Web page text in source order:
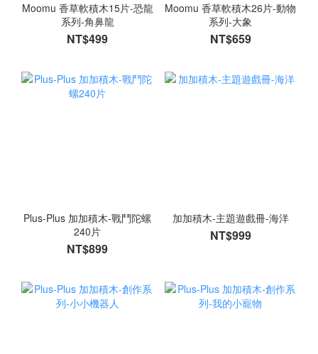
Moomu 香草軟積木15片-恐龍
系列-角鼻龍
NT$499
Moomu 香草軟積木26片-動物
系列-大象
NT$659
Plus-Plus 加加積木-戰鬥陀螺
240片
NT$899
加加積木-主題遊戲冊-海洋
NT$999